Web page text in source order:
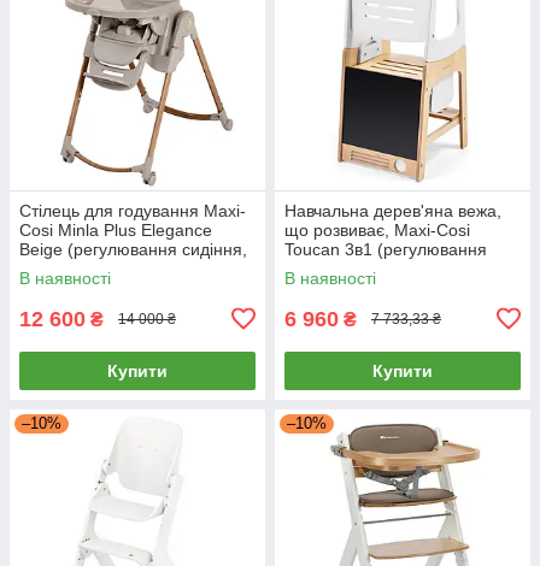
Стілець для годування Maxi-
Cosi Minla Plus Elegance
Beige (регулювання сидіння,
складаний) Бежевий
В наявності
12 600 ₴ 14 000 ₴
Купити
Навчальна дерев'яна вежа,
що розвиває, Maxi-Cosi
Toucan 3в1 (регулювання
висоти, стільчик)
В наявності
6 960 ₴ 7 733,33 ₴
Купити
–10% –10%